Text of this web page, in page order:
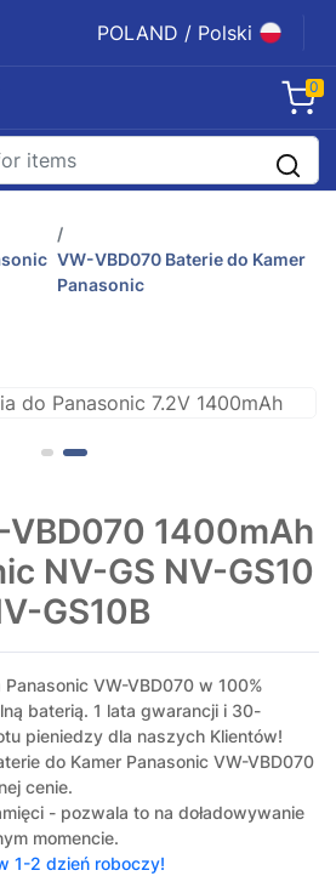
POLAND / Polski
0
VW-VBD070 Baterie do Kamer
Panasonic
VBD070 1400mAh
NV-GS NV-GS10
GS10B
VW-VBD070 w 100%
baterią. 1 lata gwarancji i 30-
pieniedzy dla naszych Klientów!
do Kamer Panasonic VW-VBD070
cenie.
- pozwala to na doładowywanie
momencie.
1-2 dzień roboczy!